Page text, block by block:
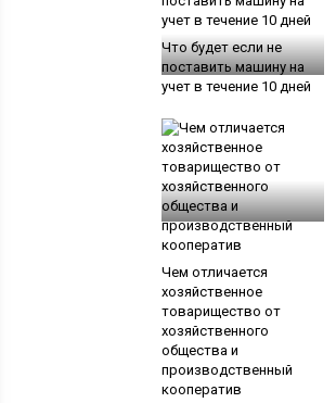
Что будет если не
поставить машину на
учет в течение 10 дней
Чем отличается
хозяйственное
товарищество от
хозяйственного
общества и
производственный
кооператив